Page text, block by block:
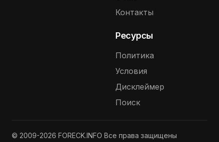
Контакты
Ресурсы
Политика
Условия
Дисклеймер
Поиск
© 2009-2026 FORECK.INFO Все права защищены